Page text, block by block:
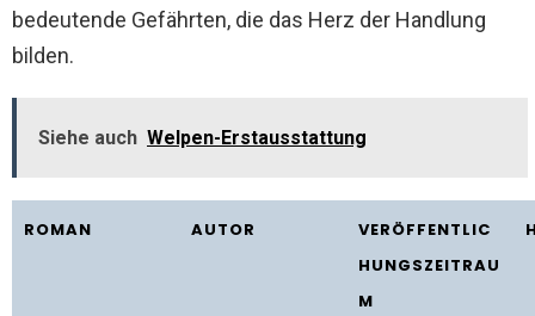
bedeutende Gefährten, die das Herz der Handlung
bilden.
Siehe auch Welpen-Erstausstattung
ROMAN AUTOR
VERÖFFENTLIC
HUNGSZEITRAU
M